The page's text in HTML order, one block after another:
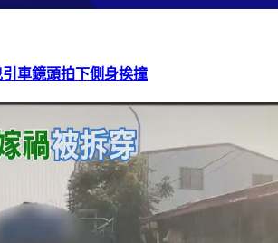
車鏡頭拍下側身挨撞